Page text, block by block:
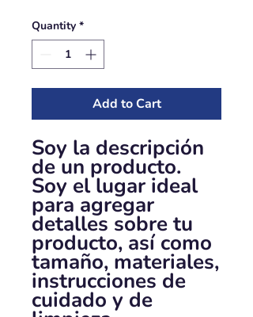
Quantity *
Add to Cart
Soy la descripción
de un producto.
Soy el lugar ideal
para agregar
detalles sobre tu
producto, así como
tamaño, materiales,
instrucciones de
cuidado y de